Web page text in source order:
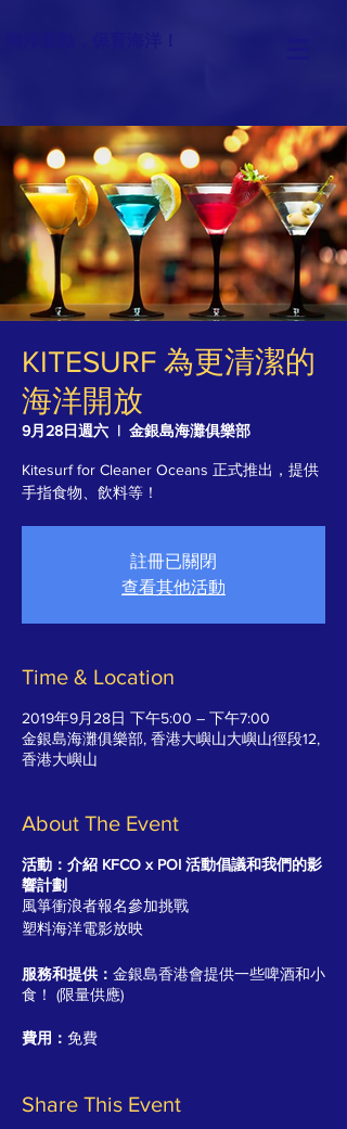
KITESURF 為更清潔的
海洋開放
9月28日週六
  |
金銀島海灘俱樂部
Kitesurf for Cleaner Oceans 正式推出，提供
手指食物、飲料等！
註冊已關閉
查看其他活動
Time & Location
2019年9月28日 下午5:00 – 下午7:00
金銀島海灘俱樂部, 香港大嶼山大嶼山徑段12,
香港大嶼山
About The Event
活動：介紹 KFCO x POI 活動倡議和我們的影
響計劃
風箏衝浪者報名參加挑戰
塑料海洋電影放映
服務和提供： 金銀島香港會提供一些啤酒和小
食！ (限量供應)
費用： 免費
Share This Event